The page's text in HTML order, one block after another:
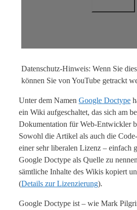
Datenschutz-Hinweis: Wenn Sie
können Sie von YouTube getrackt
Unter dem Namen Google Doctype
ein Wiki aufgeschaltet, das sich am
Dokumentation für Web-Entwickler
Sowohl die Artikel als auch die
einer sehr liberalen Lizenz – einfach
Google Doctype als Quelle zu
sämtliche Inhalte des Wikis kopiert
(Details zur Lizenzierung).
Google Doctype ist – wie Mark